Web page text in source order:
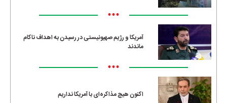
•••
آمریکا و رژیم صهیونیستی در رسیدن به اهداف ناکام
ماندند
•••
اکنون هیچ مذاکره‌ای با آمریکا نداریم